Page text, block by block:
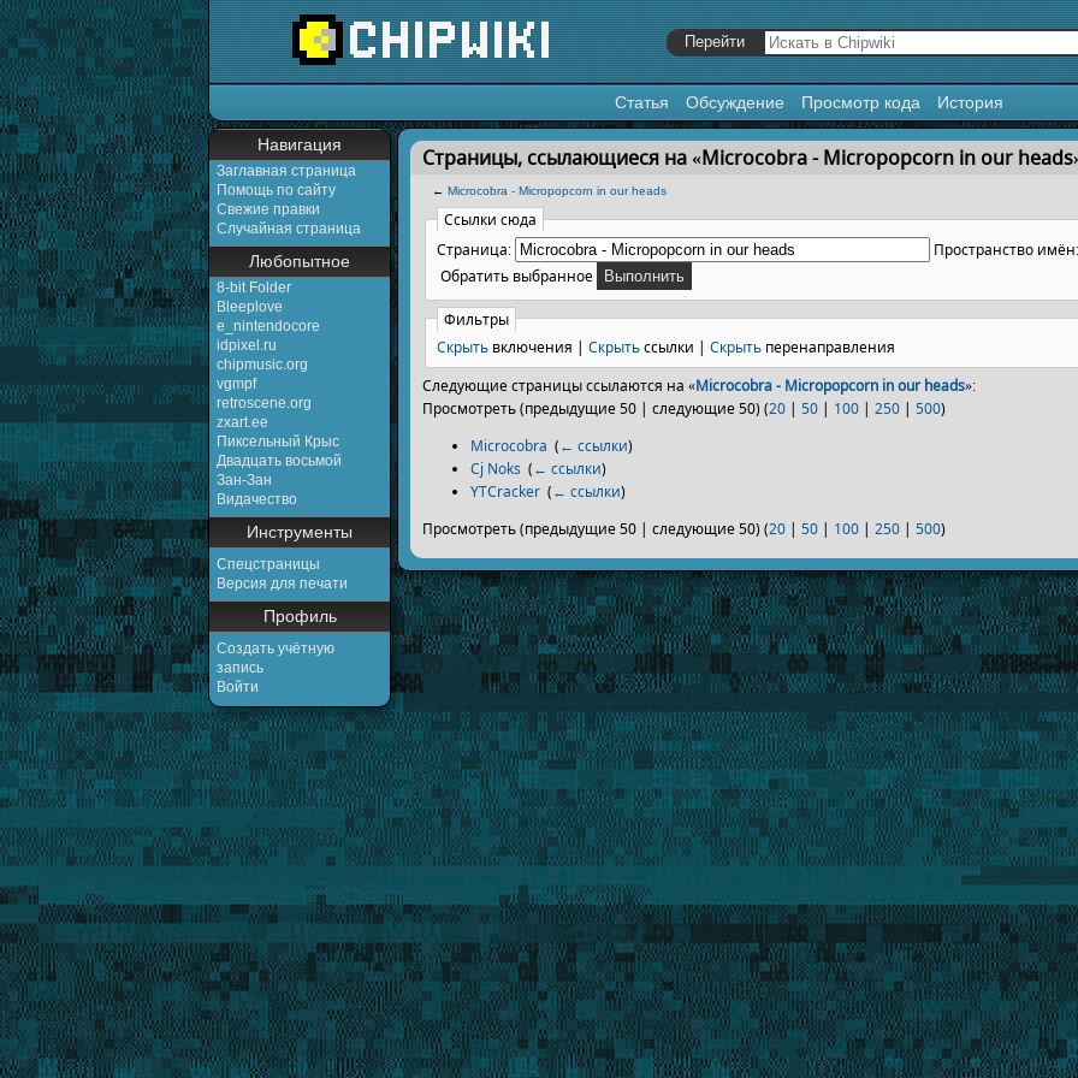
Статья Обсуждение Просмотр кода История
Навигация
Заглавная страница
Помощь по сайту
Свежие правки
Случайная страница
Любопытное
8-bit Folder
Bleeplove
e_nintendocore
idpixel.ru
chipmusic.org
vgmpf
retroscene.org
zxart.ee
Пиксельный Крыс
Двадцать восьмой
Зан-Зан
Видачество
Инструменты
Спецстраницы
Версия для печати
Профиль
Создать учётную
запись
Войти
Перейти к:навигация,поиск
Страницы, ссылающиеся на «Microcobra - Micropopcorn in our
← Microcobra - Micropopcorn in our heads
Ссылки сюда
Страница:
Пространство имён:
Обратить выбранное
Фильтры
Скрыть включения | Скрытьссылки | Скрыть перенаправления
Следующие страницы ссылаются на «Microcobra - Micropopcorn in our heads»:
Просмотреть (предыдущие 50 | следующие 50) (20 | 50 | 100 | 250 | 500)
Microcobra (← ссылки)
Cj Noks (← ссылки)
YTCracker (← ссылки)
Просмотреть (предыдущие 50 | следующие 50) (20 | 50 | 100 | 250 | 500)